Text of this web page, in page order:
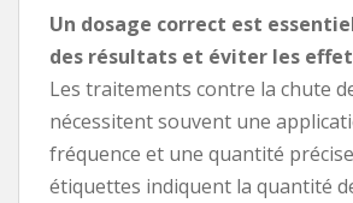
Un dosage correct est
des résultats et éviter les
Les traitements contre la chute
nécessitent souvent une
fréquence et une quantité
étiquettes indiquent la quantité